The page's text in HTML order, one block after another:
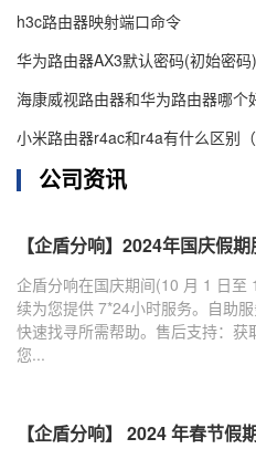
h3c路由器映射端口命令
华为路由器AX3默认密码(初始密码)
海康威视路由器和华为路由器哪个
和华为路由器对比）
小米路由器r4ac和r4a有什么区别
r4a区别介绍）
公司资讯
【企盾分响】2024年国庆假
企盾分响在国庆期间(10 月 1 日
续为您提供 7*24小时服务。自助
快速找寻所需帮助。售后支持：
您...
【企盾分响】 2024 年春节假